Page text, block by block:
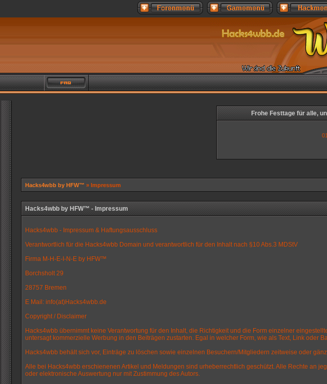
Frohe Festtage für alle,
Hacks4wbb by HFW™ » Impressum
Hacks4wbb by HFW™ - Impressum
Hacks4wbb - Impressum & Haftungsausschluss
Verantwortlich für die Hacks4wbb Domain und verantwortlich für den Inhalt nach §10 Abs.3 MDStV
Firma M-H-E-I-N-E by HFW™
Borchsholt 29
28757 Bremen
E Mail: info(at)Hacks4wbb.de
Copyright / Disclaimer
Hacks4wbb übernimmt keine Verantwortung für den Inhalt, die Richtigkeit und die Form einzelner
untersagt kommerzielle Werbung in den Beiträgen zustarten. Egal in welcher Form, wie als Text, Link oder
Hacks4wbb behält sich vor, Einträge zu löschen sowie einzelnen Besuchern/Mitgliedern zeitweise oder
Alle bei Hacks4wbb erschienenen Artikel und Meldungen sind urheberrechtlich geschützt. Alle Rechte an
oder elektronische Auswertung nur mit Zustimmung des Autors.